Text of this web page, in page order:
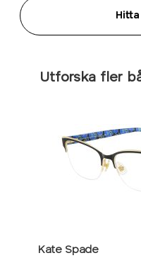
Utforska fler
Kate Spade